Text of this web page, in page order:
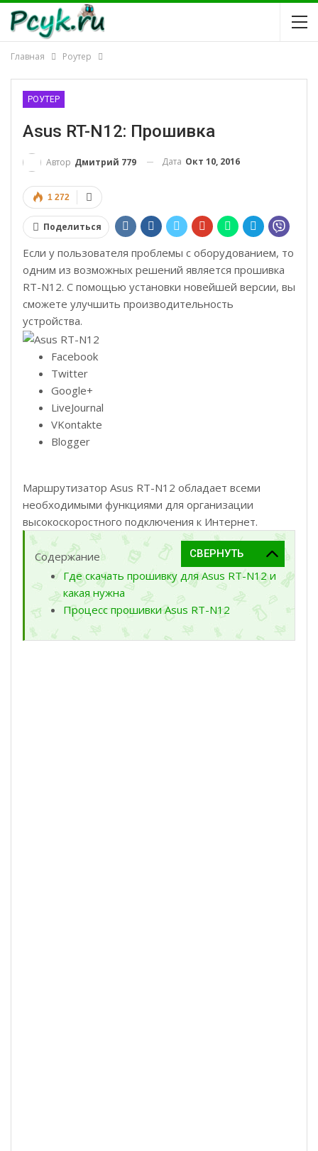
Главная Роутер
РОУТЕР
Asus RT-N12: Прошивка
Автор Дмитрий 779 Дата Окт 10, 2016
1 272
Поделиться
Если у пользователя проблемы с оборудованием, то
одним из возможных решений является прошивка
RT-N12. С помощью установки новейшей версии, вы
сможете улучшить производительность
устройства.
Facebook
Twitter
Google+
LiveJournal
VKontakte
Blogger
Маршрутизатор Asus RT-N12 обладает всеми
необходимыми функциями для организации
высокоскоростного подключения к Интернет.
Содержание
Где скачать прошивку для Asus RT-N12 и
какая нужна
Процесс прошивки Asus RT-N12